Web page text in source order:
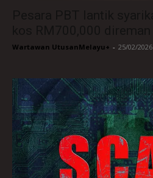
Wartawan UtusanMelayu+ - 25/02/2026